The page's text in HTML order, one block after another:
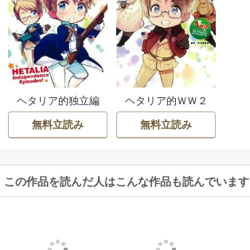
ヘタリア的独立編
無料立読み
ヘタリア的ＷＷ２
無料立読み
この作品を読んだ人はこんな作品も読んでいます